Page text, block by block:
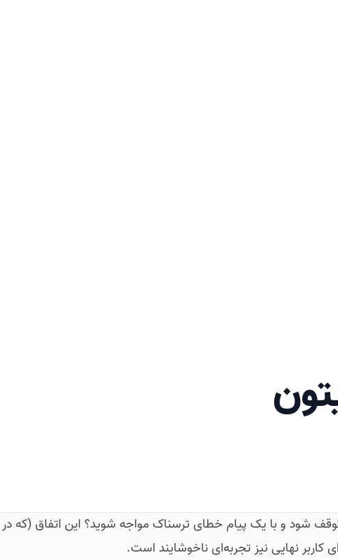
شود و با یک پیام خطای ترسناک مواجه شوید؟ این اتفاق (که
نهایی نیز تجربه‌ای ناخوشایند است.